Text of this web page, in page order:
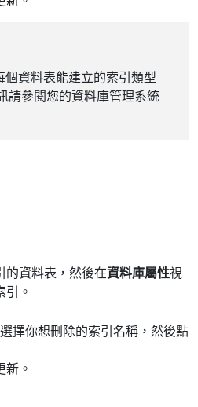
資料表能建立的索引類型
請參閱您的資料庫管理系統
的資料表，然後在資料庫屬性視
引。
擇你想刪除的索引名稱，然後點
。